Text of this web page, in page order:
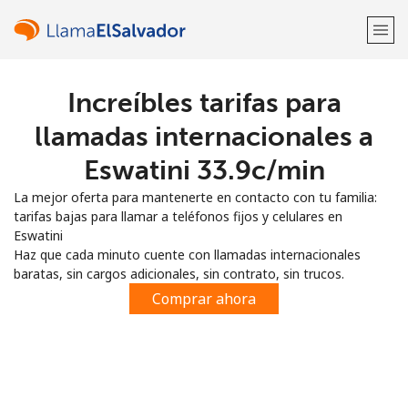
¡Bienvenido!
Regístrate con
o
Increíbles tarifas para
llamadas internacionales a
Eswatini ⁦33.9c⁩/min
La mejor oferta para mantenerte en contacto con tu familia:
tarifas bajas para llamar a teléfonos fijos y celulares en
Eswatini
Haz que cada minuto cuente con llamadas internacionales
baratas, sin cargos adicionales, sin contrato, sin trucos.
Comprar ahora